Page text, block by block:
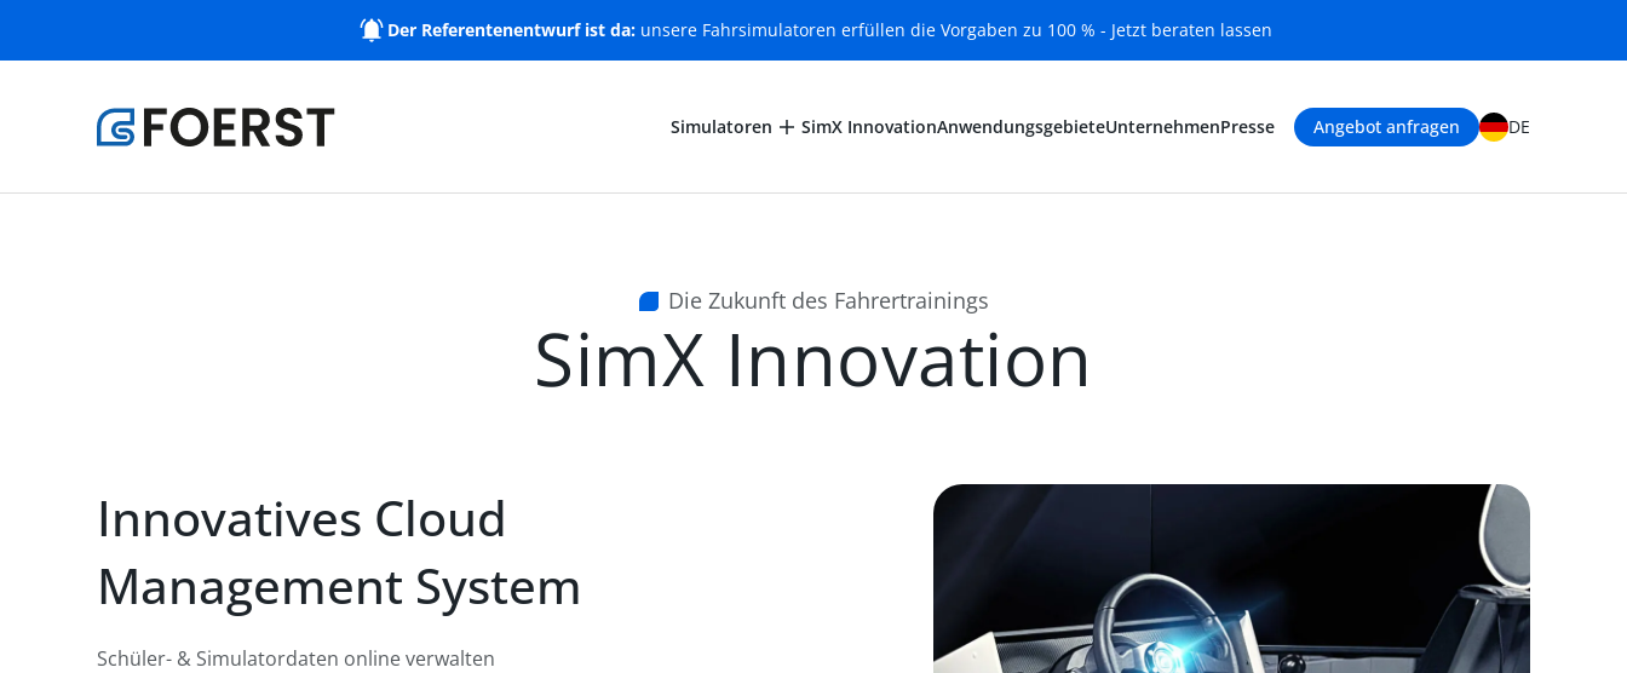
Der Referentenentwurf ist da: unsere Fahrsimulatoren erfüllen die Vorgaben zu 100 % - Jetzt beraten lassen
Simulatoren SimX InnovationAnwendungsgebieteUnternehmenPresse Angebot anfragen DE
Die Zukunft des Fahrertrainings
SimX Innovation
Innovatives Cloud
Management System
Schüler- & Simulatordaten online verwalten